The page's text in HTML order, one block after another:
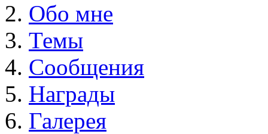
Обо мне
Темы
Сообщения
Награды
Галерея